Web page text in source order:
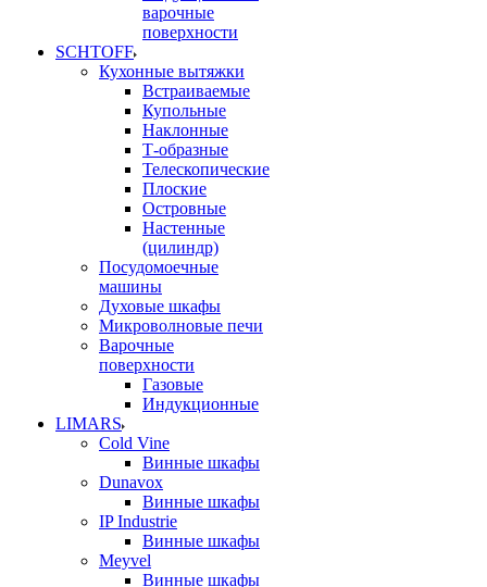
варочные
поверхности
SCHTOFF
Кухонные вытяжки
Встраиваемые
Купольные
Наклонные
Т-образные
Телескопические
Плоские
Островные
Настенные
(цилиндр)
Посудомоечные
машины
Духовые шкафы
Микроволновые печи
Варочные
поверхности
Газовые
Индукционные
LIMARS
Cold Vine
Винные шкафы
Dunavox
Винные шкафы
IP Industrie
Винные шкафы
Meyvel
Винные шкафы